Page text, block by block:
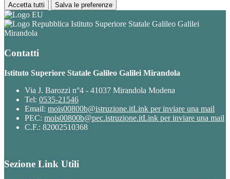
Accetta tutti Salva le preferenze
Istituto Superiore Statale Galileo Galilei
Mirandola
Contatti
Istituto Superiore Statale Galileo Galilei Mirandola
Via J. Barozzi n°4 - 41037 Mirandola Modena
Tel: 0535-21546
Email: mois00800b@istruzione.itLink per inviare una mail
PEC: mois00800b@pec.istruzione.itLink per inviare una mail
C.F.: 82002510368
Sezione Link Utili